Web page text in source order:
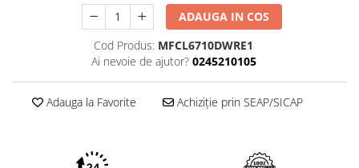
Accesorii laptop
Piese si accesorii
Accesorii Printing
Ribbon
ADAUGA IN COS
Cod Produs: MFCL6710DWRE1
Ai nevoie de ajutor? 0245210105
Adauga la Favorite Achiziție prin SEAP/SICAP